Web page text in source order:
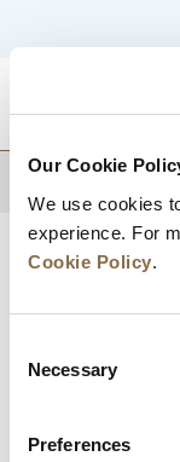
Our Cookie
We use cookies
experience. For
Cookie Policy.
Selection
Necessary
Preferences